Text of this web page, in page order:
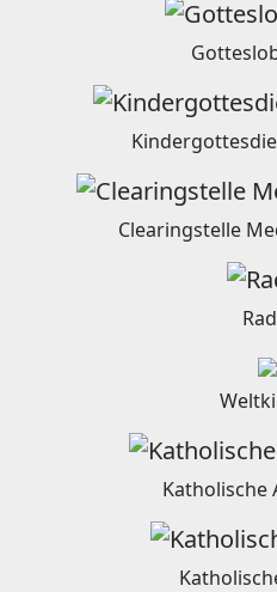
Clearingstelle
Katholische